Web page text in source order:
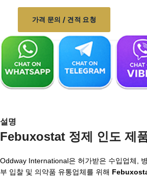
가격 문의 / 견적 요청
설명
Febuxostat 정제 인도 제
Oddway International은 허가받은 수입업체,
부 입찰 및 의약품 유통업체를 위해